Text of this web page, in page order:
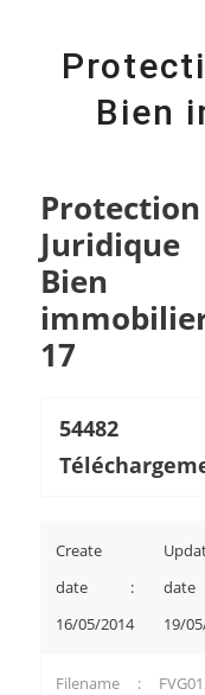
Bien
Protection
Bien
17
54482
Create
date :
16/05/2014
19/
Filename :